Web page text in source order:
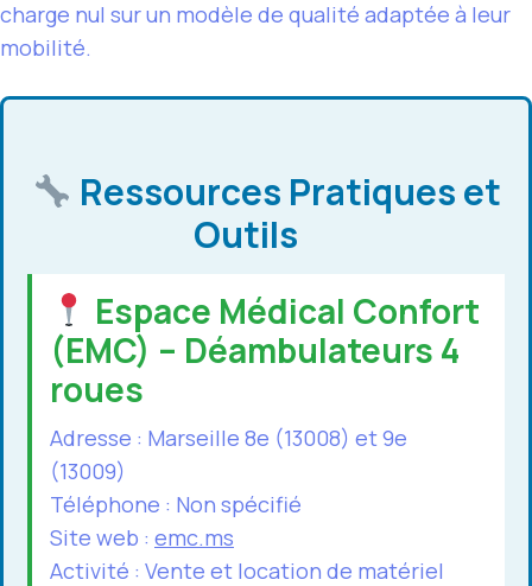
charge nul sur un modèle de qualité adaptée à leur
mobilité.
Ressources Pratiques et
Outils
Espace Médical Confort
(EMC) – Déambulateurs 4
roues
Adresse : Marseille 8e (13008) et 9e
(13009)
Téléphone : Non spécifié
Site web : emc.ms
Activité : Vente et location de matériel